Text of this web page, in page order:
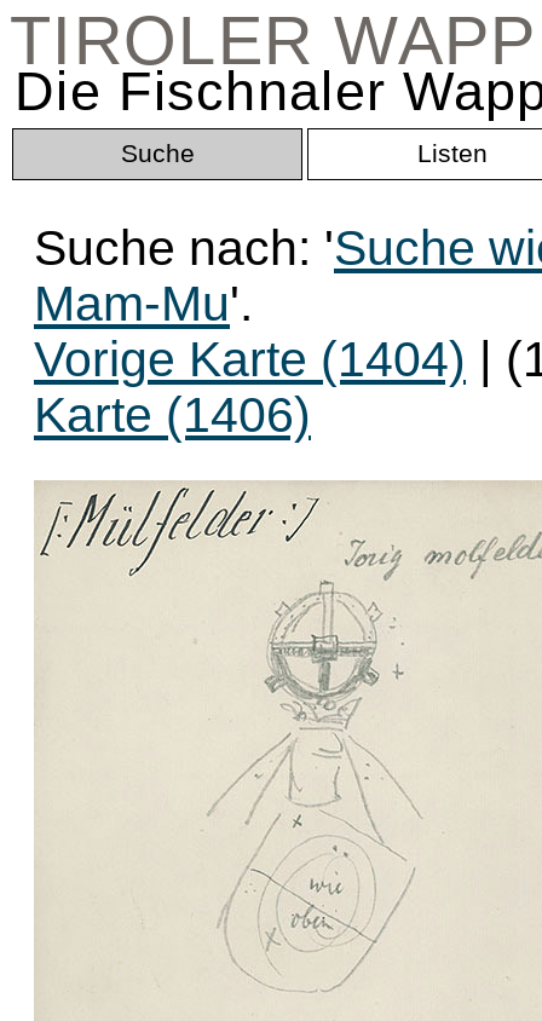
TIROLER
Die Fischnaler
Suche Listen
Suche nach: 'Suche
Mam-Mu'.
Vorige Karte (1404) |
Karte (1406)